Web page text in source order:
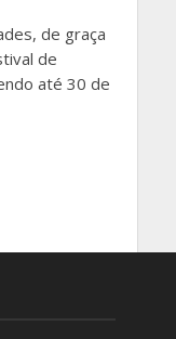
de graça
de
até 30 de